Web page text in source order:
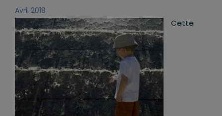
Avril 2018
Cette